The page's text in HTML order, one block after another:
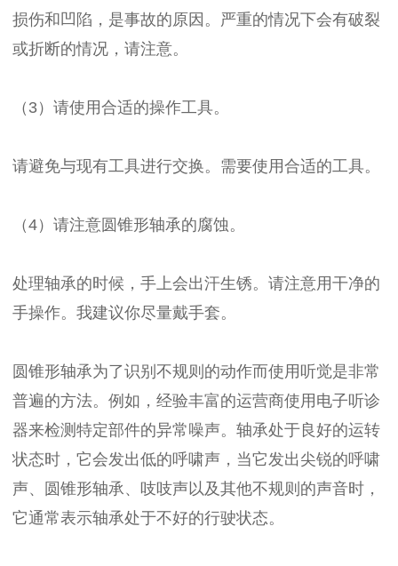
损伤和凹陷，是事故的原因。严重的情况下会有破裂
或折断的情况，请注意。
（3）请使用合适的操作工具。
请避免与现有工具进行交换。需要使用合适的工具。
（4）请注意圆锥形轴承的腐蚀。
处理轴承的时候，手上会出汗生锈。请注意用干净的
手操作。我建议你尽量戴手套。
圆锥形轴承为了识别不规则的动作而使用听觉是非常
普遍的方法。例如，经验丰富的运营商使用电子听诊
器来检测特定部件的异常噪声。轴承处于良好的运转
状态时，它会发出低的呼啸声，当它发出尖锐的呼啸
声、圆锥形轴承、吱吱声以及其他不规则的声音时，
它通常表示轴承处于不好的行驶状态。